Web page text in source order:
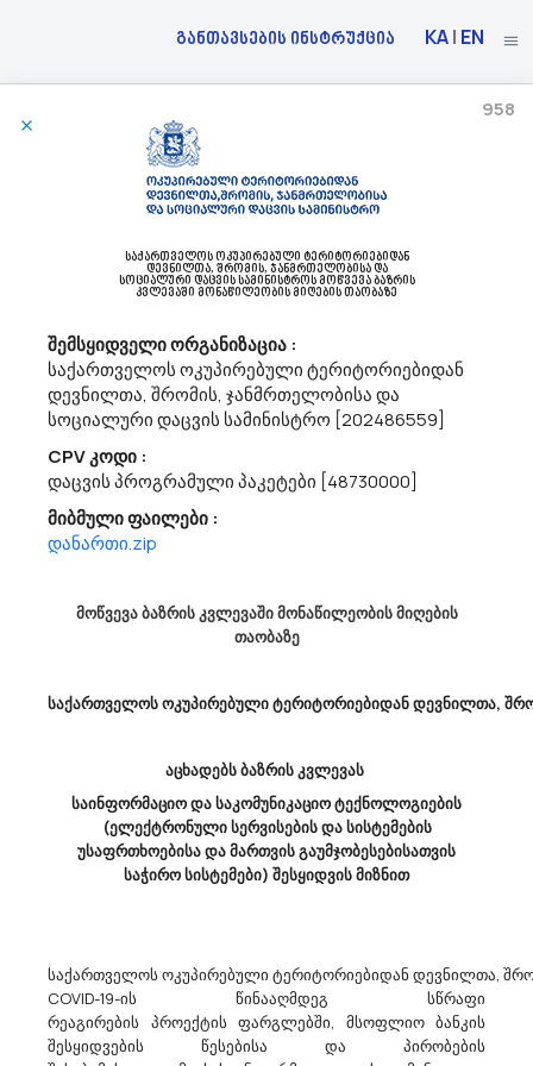
განთავსების ინსტრუქცია KA| EN
Საქართველოს Სახელმწიფო Უსაფრთხოების Სამსახური Აცხადებს Ბაზრის Კვლევას
50711000 - შენობის ელექტრომოწყობილობების შეკეთება და ტექნიკური
29/06/2023
საქართველოს სახელმწიფო უსაფრთხოების სამსახური გეგმავს
(50711000) შესყიდვას. გთხოვთ, თანდართული ტექნიკური
მახასიათებლების შესაბამისად წარმოადგინოთ შესყიდვის
ობიექტი...
45200000 - მთლიანი ან ნაწილობრივი სამშენებლო სამუშაოები და
სამოქალაქო მშენებლობის სამუშაოები.
კვლევას, ქალაქ თბილისში, სამგორის რაიონში ბოგდან
42900000 - სხვადასხვა ზოგადი და სპეციალური დანიშნულების მანქანა-
დანადგარები.
29/06/2023
ხელვაჩაურის მუნიციპალიტეტის მერია ატარებს ბაზრის კვლევას
ჰიპოქლორიდის აპარატების შესყიდვაზე თანმდევი
საქართველოს ოკუპირებული ტერიტორიებიდან
დევნილთა, შრომის, ჯანმრთელობისა და
სოციალური დაცვის სამინისტროს მოწვევა ბაზრის
კვლევაში მონაწილეობის მიღების თაობაზე
შემსყიდველი ორგანიზაცია :
საქართველოს ოკუპირებული ტერიტორიებიდან
დევნილთა, შრომის, ჯანმრთელობისა და
სოციალური დაცვის სამინისტრო [202486559]
CPV კოდი :
დაცვის პროგრამული პაკეტები [48730000]
მიბმული ფაილები :
დანართი.zip
958
მოწვევა ბაზრის კვლევაში მონაწილეობის მიღების
თაობაზე
საქართველოს ოკუპირებული ტერიტორიებიდან დევნილთა,
აცხადებს ბაზრის კვლევას
საინფორმაციო და საკომუნიკაციო ტექნოლოგიების
(ელექტრონული სერვისების და სისტემების
უსაფრთხოებისა და მართვის გაუმჯობესებისათვის
საჭირო სისტემები) შესყიდვის მიზნით
საქართველოს ოკუპირებული ტერიტორიებიდან დევნილთა,
COVID-19-ის წინააღმდეგ სწრაფი
რეაგირების პროექტის ფარგლებში, მსოფლიო ბანკის
შესყიდვების წესებისა და პირობების